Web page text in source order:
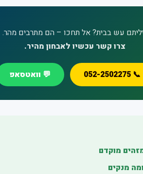
עש בבית? אל תחכו – הם מתרבים מהר.
צרו קשר עכשיו לאבחון מהיר.
📞 052-2502275 💬 וואטסאפ
מוקדם
מנקים